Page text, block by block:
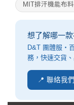
MIT排汗機能布料
想了解哪一
D&T 團體服・
務，快速交貨
📍 聯絡我